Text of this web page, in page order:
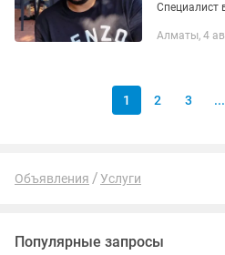
Специалист
Алматы, 4
1 2 3 ...
Объявления Услуги
Популярные запросы